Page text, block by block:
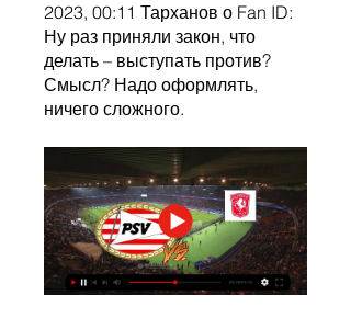
2023, 00:11 Тарханов о Fan ID:
Ну раз приняли закон, что
делать – выступать против?
Смысл? Надо оформлять,
ничего сложного.